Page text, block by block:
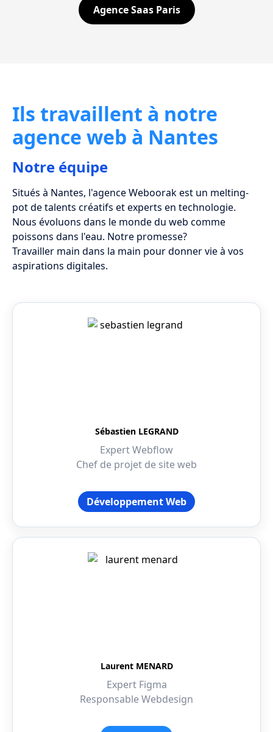
Agence Saas Paris
Ils travaillent à notre
agence web à Nantes
Notre équipe
Situés à Nantes, l'agence Weboorak est un melting-
pot de talents créatifs et experts en technologie.
Nous évoluons dans le monde du web comme
poissons dans l'eau. Notre promesse?
Travailler main dans la main pour donner vie à vos
aspirations digitales.
Sébastien LEGRAND
Expert Webflow
Chef de projet de site web
Développement Web
Laurent MENARD
Expert Figma
Responsable Webdesign